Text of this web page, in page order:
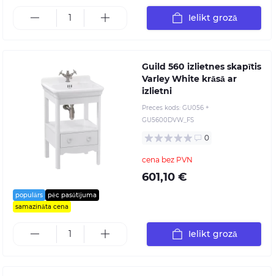
Ielikt grozā
populārs
pēc pasūtījuma
samazināta cena
Guild 560 izlietnes skapītis
Varley White krāsā ar
izlietni
Preces kods: GU056 +
GU5600DVW_FS
0
cena bez PVN
601,10 €
Ielikt grozā